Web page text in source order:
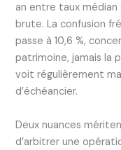
an entre taux
brute. La confusion
passe à 10,6 %,
patrimoine, jamais la
voit régulièrement
d’échéancier.
Deux nuances
d’arbitrer une